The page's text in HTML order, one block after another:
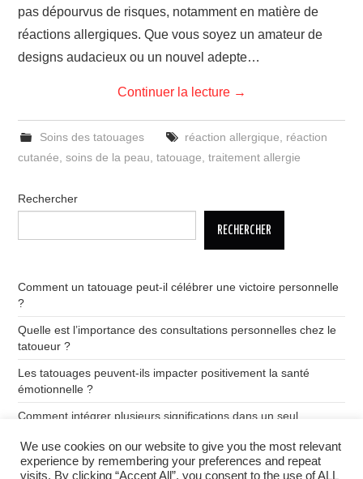
pas dépourvus de risques, notamment en matière de
réactions allergiques. Que vous soyez un amateur de
designs audacieux ou un nouvel adepte…
Continuer la lecture →
Soins des tatouages réaction allergique
réaction
cutanée ,soins de la peau ,tatouage ,traitement allergie
Rechercher
RECHERCHER
Comment un tatouage peut-il célébrer une victoire personnelle
?
Quelle est l’importance des consultations personnelles chez le
tatoueur ?
Les tatouages peuvent-ils impacter positivement la santé
émotionnelle ?
Comment intégrer plusieurs significations dans un seul
Quelle est la signification des tatouages de dragon ?
We use cookies on our website to give you the most relevant
experience by remembering your preferences and repeat
visits. By clicking “Accept All”, you consent to the use of ALL